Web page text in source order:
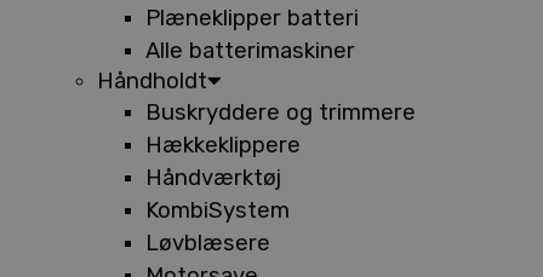
Plæneklipper batteri
Alle batterimaskiner
Håndholdt
Buskryddere og trimmere
Hækkeklippere
Håndværktøj
KombiSystem
Løvblæsere